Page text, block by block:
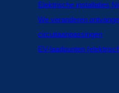
Elektrische installaties
We veranderen
circuitaanpassingen
EV-laadpunten